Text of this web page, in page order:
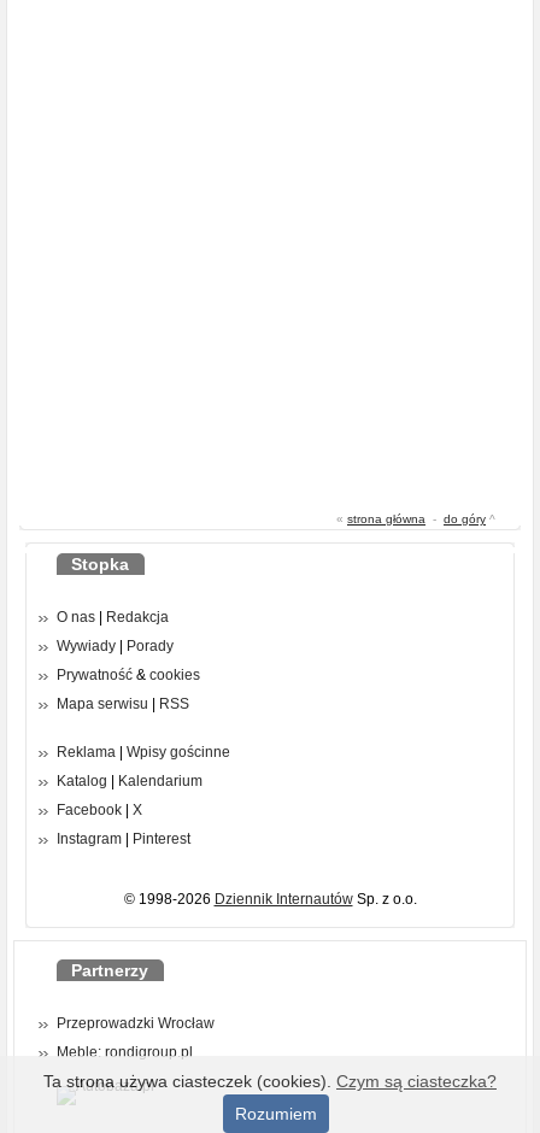
« strona główna - do góry ^
Stopka
O nas
Redakcja
Wywiady
Porady
Prywatność & cookies
Mapa serwisu
RSS
Reklama
Wpisy gościnne
Katalog
Kalendarium
Facebook
X
Instagram
Pinterest
© 1998-2026 Dziennik InternautówSp. z o.o.
Partnerzy
Przeprowadzki Wrocław
Meble: rondigroup.pl
Ta strona używa ciasteczek (cookies). Czym są ciasteczka?
Rozumiem